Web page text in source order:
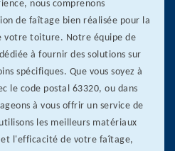
nous comprenons
de faîtage bien réalisée pour la
toiture. Notre équipe de
à fournir des solutions sur
spécifiques. Que vous soyez à
le code postal 63320, ou dans
à vous offrir un service de
les meilleurs matériaux
l'efficacité de votre faîtage,